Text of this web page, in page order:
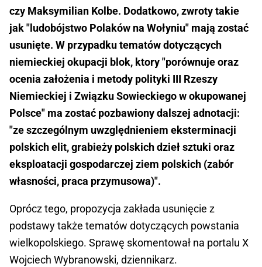
czy Maksymilian Kolbe. Dodatkowo, zwroty takie
jak "ludobójstwo Polaków na Wołyniu" mają zostać
usunięte. W przypadku tematów dotyczących
niemieckiej okupacji blok, ktory "porównuje oraz
ocenia założenia i metody polityki III Rzeszy
Niemieckiej i Związku Sowieckiego w okupowanej
Polsce" ma zostać pozbawiony dalszej adnotacji:
"ze szczególnym uwzględnieniem eksterminacji
polskich elit, grabieży polskich dzieł sztuki oraz
eksploatacji gospodarczej ziem polskich (zabór
własności, praca przymusowa)".
Oprócz tego, propozycja zakłada usunięcie z
podstawy także tematów dotyczących powstania
wielkopolskiego. Sprawę skomentował na portalu X
Wojciech Wybranowski, dziennikarz.